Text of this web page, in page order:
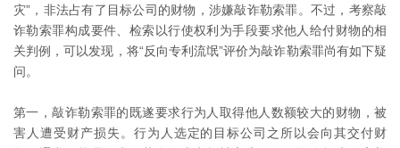
灾”，非法占有了目标公司的财物，涉嫌敲诈勒索罪。不过，考察敲
诈勒索罪构成要件、检索以行使权利为手段要求他人给付财物的相
关判例，可以发现，将“反向专利流氓”评价为敲诈勒索罪尚有如下疑
问。
第一，敲诈勒索罪的既遂要求行为人取得他人数额较大的财物，被
害人遭受财产损失。行为人选定的目标公司之所以会向其交付财